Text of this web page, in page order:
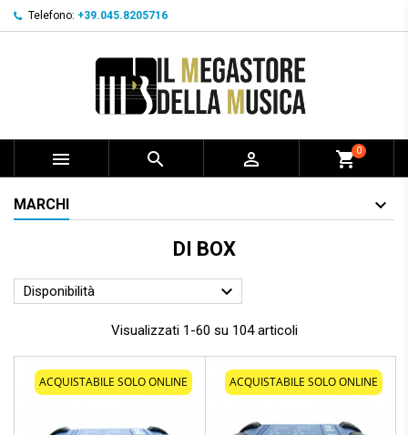
Telefono: +39.045.8205716
   shopping_cart0
MARCHI
DI BOX
Disponibilità 
Visualizzati 1-60 su 104 articoli
ACQUISTABILE SOLO ONLINE ACQUISTABILE SOLO ONLINE